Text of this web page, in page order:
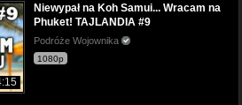
Niewypał na Koh Samui... Wracam na
Phuket! TAJLANDIA #9
Podróże Wojownika
1080p